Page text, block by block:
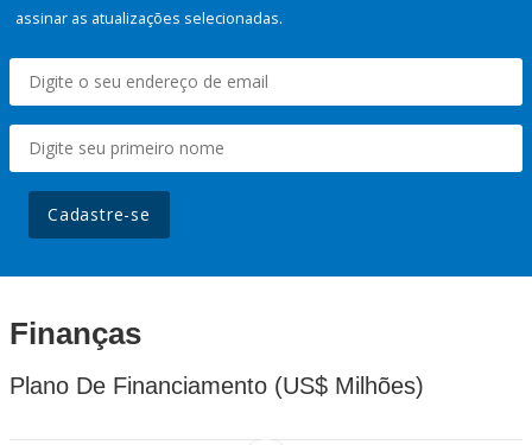
assinar as atualizações selecionadas.
Cadastre-se
Finanças
Plano De Financiamento (US$ Milhões)